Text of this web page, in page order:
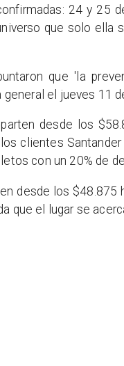
24 y 25
que solo ella
que 'la
el jueves 11
desde los
clientes
con un 20% de
desde los $48.875
que el lugar se